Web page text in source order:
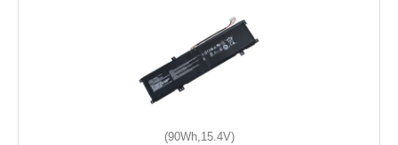
(90Wh,15.4V)